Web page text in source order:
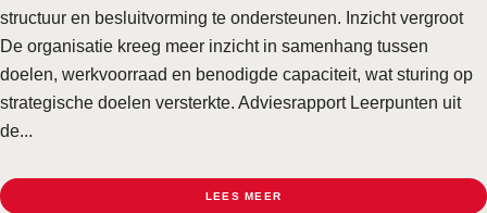
structuur en besluitvorming te ondersteunen. Inzicht vergroot
De organisatie kreeg meer inzicht in samenhang tussen
doelen, werkvoorraad en benodigde capaciteit, wat sturing op
strategische doelen versterkte. Adviesrapport Leerpunten uit
de...
LEES MEER